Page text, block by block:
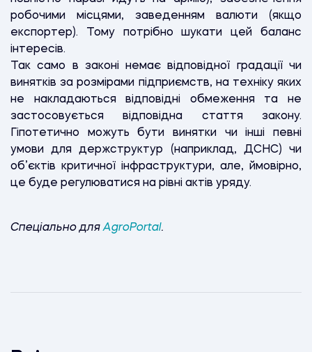
робочими місцями, заведенням валюти (якщо
експортер). Тому потрібно шукати цей баланс
інтересів.
Так само в законі немає відповідної градації чи
винятків за розмірами підприємств, на техніку яких
не накладаються відповідні обмеження та не
застосовується відповідна стаття закону.
Гіпотетично можуть бути винятки чи інші певні
умови для держструктур (наприклад, ДСНС) чи
об’єктів критичної інфраструктури, але, ймовірно,
це буде регулюватися на рівні актів уряду.
Спеціально дляAgroPortal.